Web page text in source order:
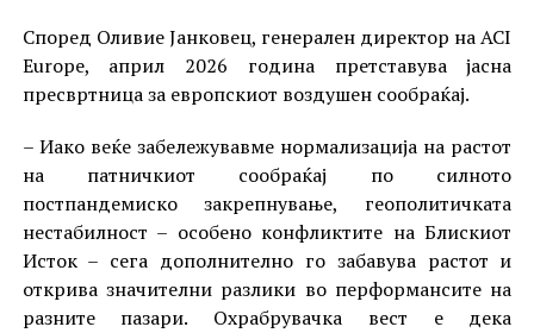
Според Оливие Јанковец, генерален директор на ACI
Europe, април 2026 година претставува јасна
пресвртница за европскиот воздушен сообраќај.
– Иако веќе забележувавме нормализација на растот
на патничкиот сообраќај по силното
постпандемиско закрепнување, геополитичката
нестабилност – особено конфликтите на Блискиот
Исток – сега дополнително го забавува растот и
открива значителни разлики во перформансите на
разните пазари. Охрабрувачка вест е дека